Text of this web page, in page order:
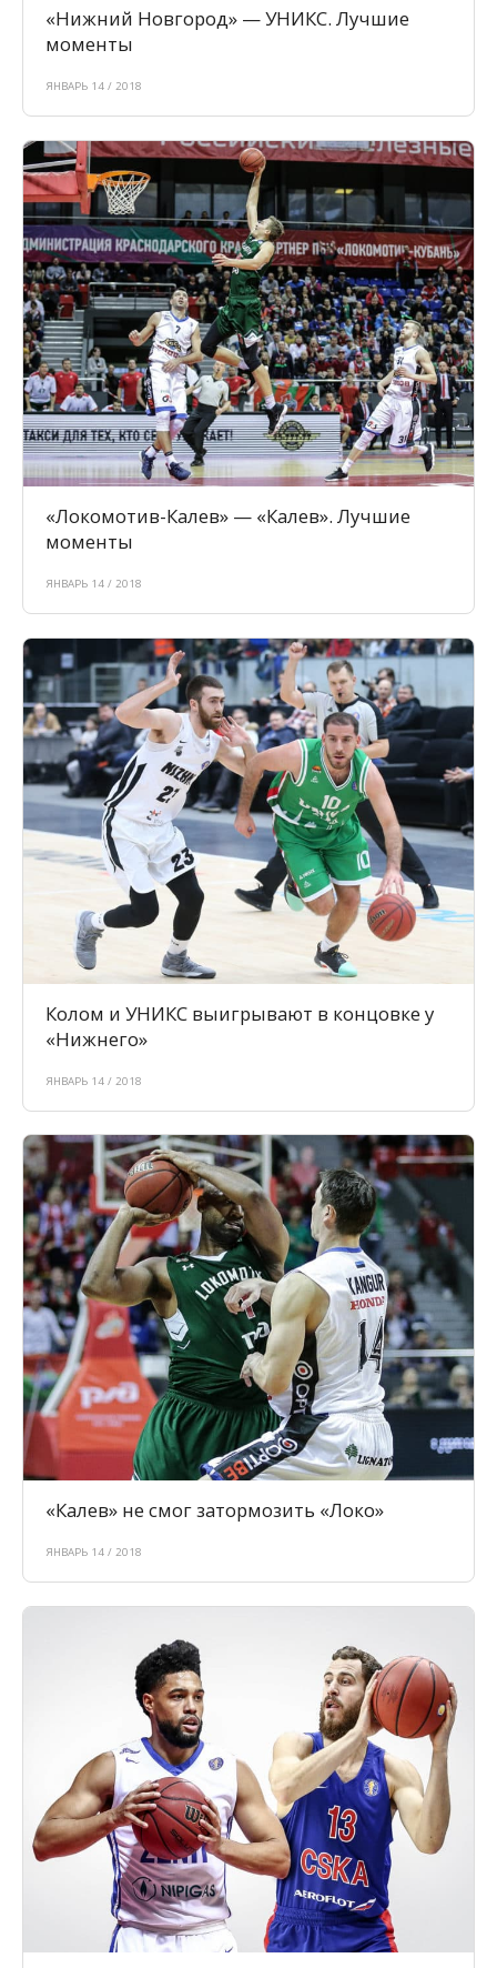
«Нижний Новгород» — УНИКС. Лучшие
моменты
ЯНВАРЬ 14 / 2018
«Локомотив-Калев» — «Калев». Лучшие
моменты
ЯНВАРЬ 14 / 2018
Колом и УНИКС выигрывают в концовке у
«Нижнего»
ЯНВАРЬ 14 / 2018
«Калев» не смог затормозить «Локо»
ЯНВАРЬ 14 / 2018